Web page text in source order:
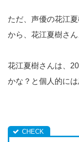
ただ、声優の花江
から、花江夏樹さ
花江夏樹さんは、
かな？と個人的に